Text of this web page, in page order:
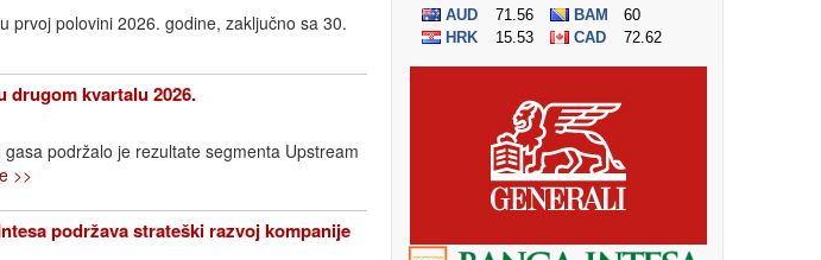
prvoj polovini 2026. godine, zaključno sa 30.
drugom kvartalu 2026.
podržalo je rezultate segmenta Upstream
>>
podržava strateški razvoj kompanije